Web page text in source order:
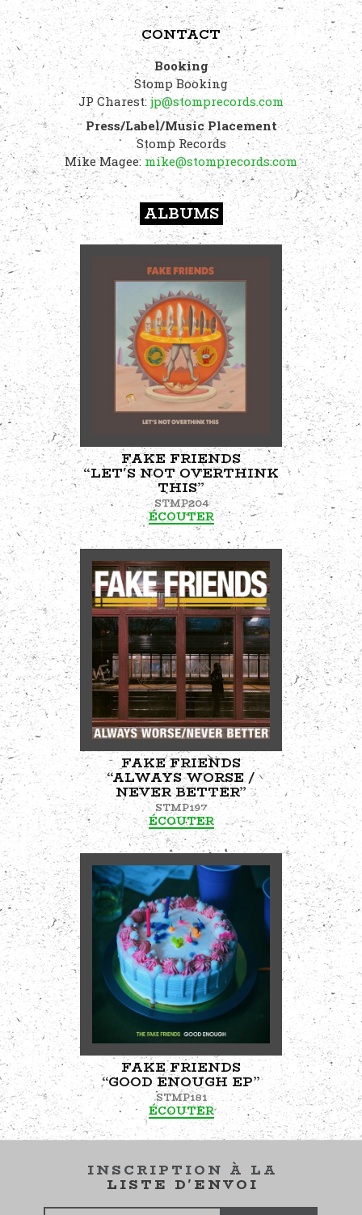
CONTACT
Booking
Stomp Booking
JP Charest:jp@stomprecords.com
Press/Label/Music Placement
Stomp Records
Mike Magee: mike@stomprecords.com
ALBUMS
FAKE FRIENDS
“LET'S NOT OVERTHINK
THIS”
STMP204
ÉCOUTER
FAKE FRIENDS
“ALWAYS WORSE /
NEVER BETTER”
STMP197
ÉCOUTER
FAKE FRIENDS
“GOOD ENOUGH EP”
STMP181
ÉCOUTER
INSCRIPTION À LA
LISTE D'ENVOI